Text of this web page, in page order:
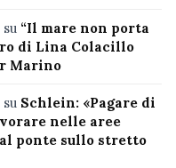
su “Il mare non porta
di Lina Colacillo
Marino
su Schlein: «Pagare di
nelle aree
ponte sullo stretto